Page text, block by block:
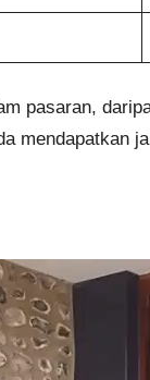
pasaran,
mendapatkan